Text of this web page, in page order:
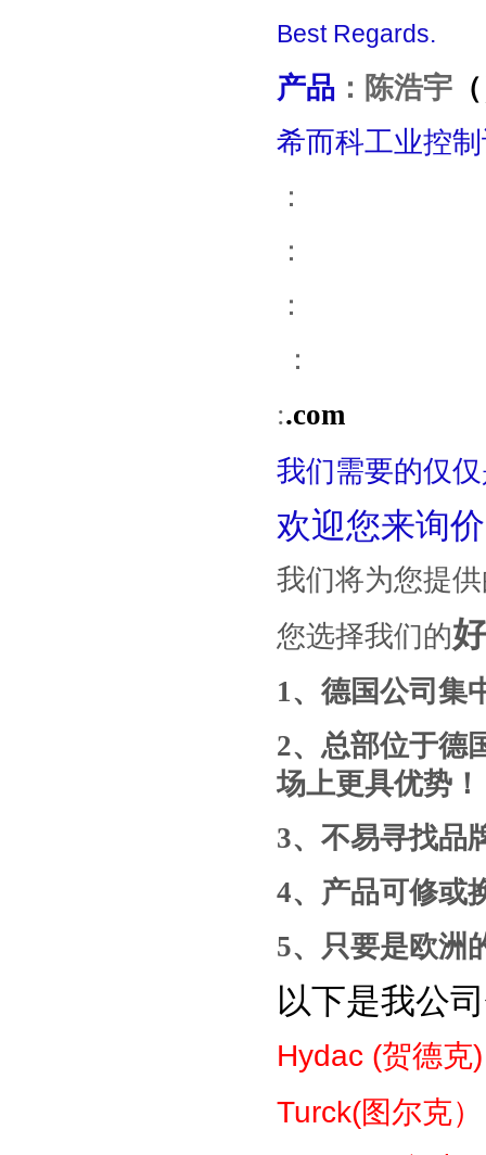
Best Regards.
产品 ： 陈浩宇
希而科工业控
：
：
：
：
:.com
我们需要的仅
欢迎您来询
我们将为您提供
您选择我们的
1、德国公司集
2、总部位于德
场上更具优势！
3、 不易寻找品
4、产品可修或
5、只要是欧洲
以下是我公
Hydac (贺德克
Turck(图尔克）